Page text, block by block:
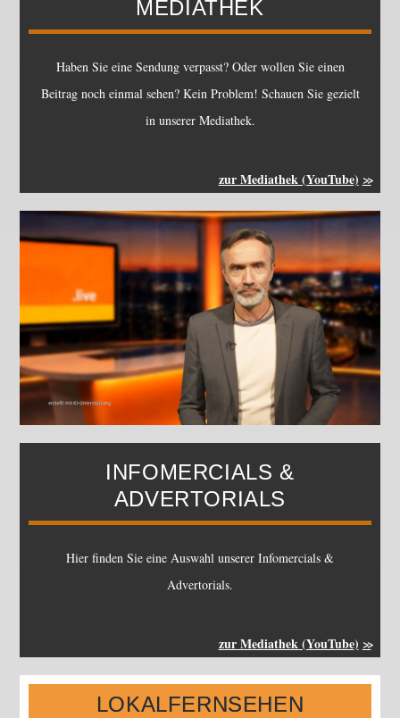
MEDIATHEK
Haben Sie eine Sendung verpasst? Oder wollen Sie einen
Beitrag noch einmal sehen? Kein Problem! Schauen Sie gezielt
in unserer Mediathek.
zur Mediathek (YouTube)
INFOMERCIALS &
ADVERTORIALS
Hier finden Sie eine Auswahl unserer Infomercials &
Advertorials.
zur Mediathek (YouTube)
LOKALFERNSEHEN